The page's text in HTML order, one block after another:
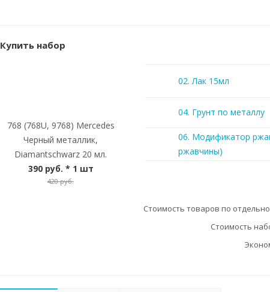
Купить набор
768 (768U, 9768) Mercedes
Черный металлик,
Diamantschwarz 20 мл.
390 руб. * 1 шт
420 руб.
02. Лак 15мл
04. Грунт по металлу
06. Модификатор
ржавчины)
Стоимость товаров по
Стоимость